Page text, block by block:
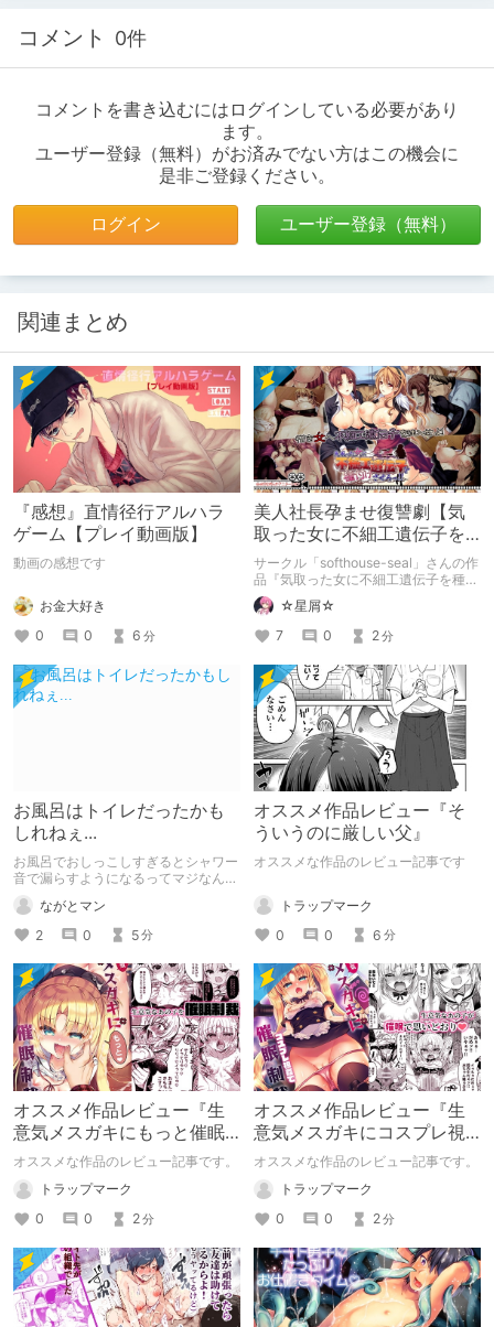
コメント 0件
コメントを書き込むにはログインしている必要があり
ます。
ユーザー登録（無料）がお済みでない方はこの機会に
是非ご登録ください。
ログイン ユーザー登録（無料）
関連まとめ
『感想』直情径行アルハラ
ゲーム【プレイ動画版】
動画の感想です
お金大好き
0
0 6 分
美人社長孕ませ復讐劇【気
取った女に不細工遺伝子を
種付けさせろっ!!】
サークル「softhouse-seal」さんの作
品『気取った女に不細工遺伝子を種付
けさせろっ!!』の紹介記事です。
☆星屑☆
7
0 2分
お風呂はトイレだったかも
しれねぇ...
お風呂でおしっこしすぎるとシャワー
音で漏らすようになるってマジなんで
すかね？
ながとマン
2
0 5分
オススメ作品レビュー『そ
ういうのに厳しい父』
オススメな作品のレビュー記事です
トラップマーク
0
0 6 分
オススメ作品レビュー『生
意気メスガキにもっと催眠
制裁』
オススメな作品のレビュー記事です。
トラップマーク
0
0 2分
オススメ作品レビュー『生
意気メスガキにコスプレ視
姦で催眠制裁』
オススメな作品のレビュー記事です。
トラップマーク
0
0 2分